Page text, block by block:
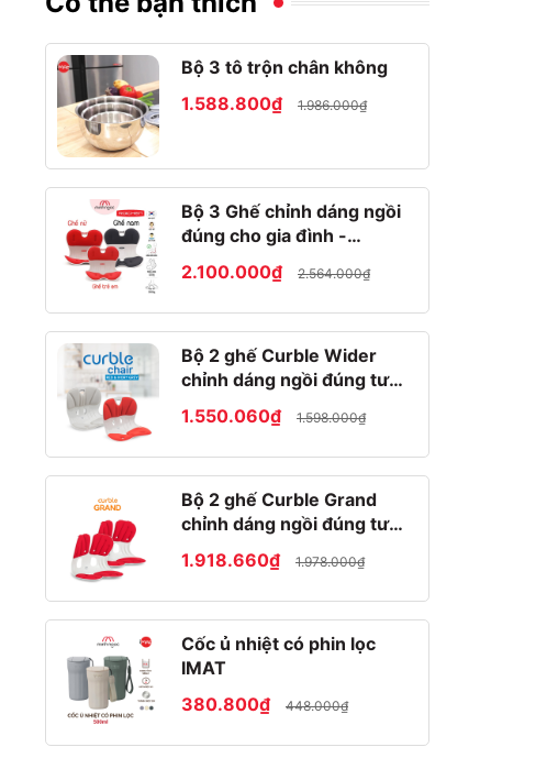
Bộ 3 tô trộn chân không
1.588.800₫
1.986.000₫
Bộ 3 Ghế chỉnh dáng ngồi
đúng cho gia đình -
Roichen Hàn Quốc
2.100.000₫ 2.564.000₫
Bộ 2 ghế Curble Wider
chỉnh dáng ngồi đúng tư
thế Hàn Quốc
1.550.060₫ 1.598.000₫
Bộ 2 ghế Curble Grand
chỉnh dáng ngồi đúng tư
thế Hàn Quốc
1.918.660₫ 1.978.000₫
Cốc ủ nhiệt có phin lọc
IMAT
380.800₫
448.000₫